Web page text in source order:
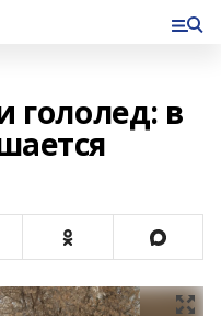
гололед: в